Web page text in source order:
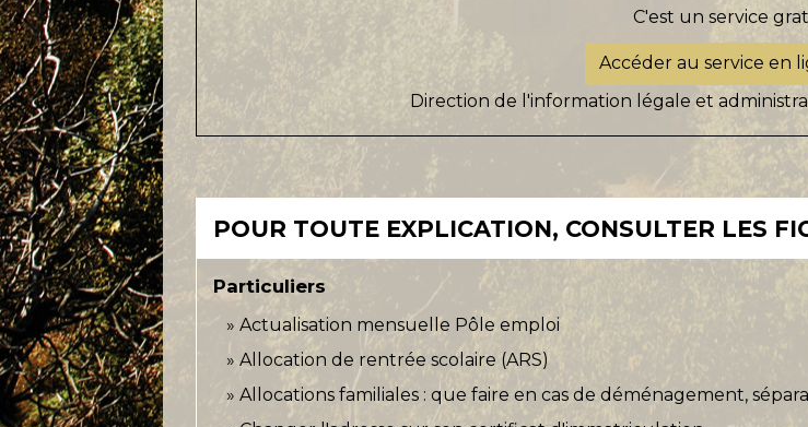
C'est un service
Accéder au service en
Direction de l'information légale et
POUR TOUTE EXPLICATION, CONSULTER LES
Particuliers
Actualisation mensuelle Pôle emploi
Allocation de rentrée scolaire (ARS)
Allocations familiales : que faire en cas de déménagement,